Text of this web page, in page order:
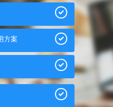
方案